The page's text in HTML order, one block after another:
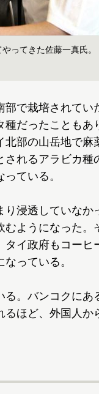
ってきた佐藤一真氏。
で栽培されてい
だったこともあ
部の山岳地で麻
れるアラビカ種
ている。
浸透していなか
ようになった。
イ政府もコーヒ
っている。
。バンコクにあ
ほど、外国人か